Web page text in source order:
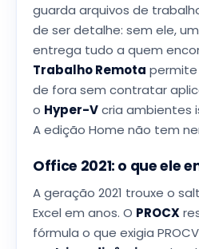
guarda arquivos de
de ser detalhe: sem ele,
entrega tudo a quem
Trabalho Remota permite
de fora sem contratar
o Hyper-Vcria ambientes
A edição Home não tem
Office 2021: o que ele
A geração 2021 trouxe o
Excel em anos. O PROCX
fórmula o que exigia